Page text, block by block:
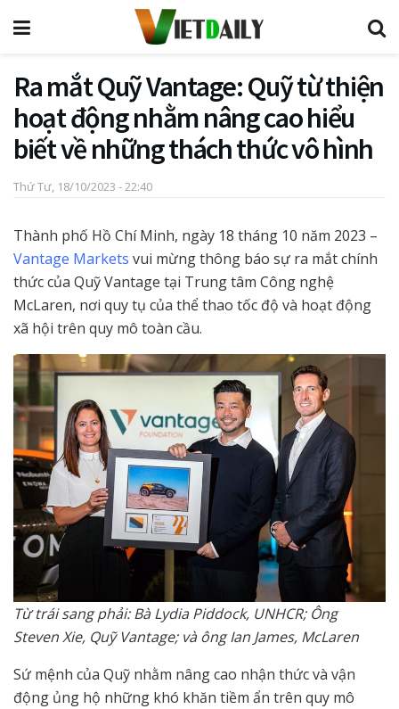
Ra mắt Quỹ Vantage: Quỹ từ thiện
hoạt động nhằm nâng cao hiểu
biết về những thách thức vô hình
Thứ Tư, 18/10/2023 - 22:40
Thành phố Hồ Chí Minh, ngày 18 tháng 10 năm 2023 –
Vantage Markets vui mừng thông báo sự ra mắt chính
thức của Quỹ Vantage tại Trung tâm Công nghệ
McLaren, nơi quy tụ của thể thao tốc độ và hoạt động
xã hội trên quy mô toàn cầu.
Từ trái sang phải: Bà Lydia Piddock, UNHCR; Ông
Steven Xie, Quỹ Vantage; và ông Ian James, McLaren
Sứ mệnh của Quỹ nhằm nâng cao nhận thức và vận
động ủng hộ những khó khăn tiềm ẩn trên quy mô